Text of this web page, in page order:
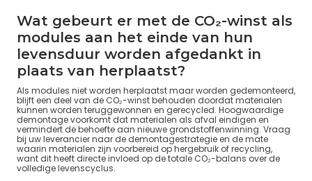
Wat gebeurt er met de CO₂-winst als
modules aan het einde van hun
levensduur worden afgedankt in
plaats van herplaatst?
Als modules niet worden herplaatst maar worden gedemonteerd,
blijft een deel van de CO₂-winst behouden doordat materialen
kunnen worden teruggewonnen en gerecycled. Hoogwaardige
demontage voorkomt dat materialen als afval eindigen en
vermindert de behoefte aan nieuwe grondstoffenwinning. Vraag
bij uw leverancier naar de demontagestrategie en de mate
waarin materialen zijn voorbereid op hergebruik of recycling,
want dit heeft directe invloed op de totale CO₂-balans over de
volledige levenscyclus.